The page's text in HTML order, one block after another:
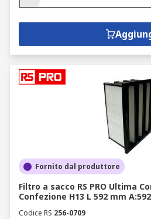
Fornito dal produttore
Filtro a sacco RS PRO Ultima
Confezione H13 L 592 mm
Codice RS 256-0709